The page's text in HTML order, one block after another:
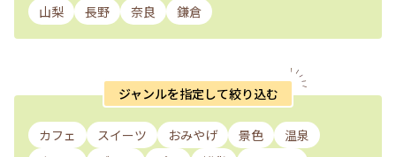
山梨
長野 奈良 鎌倉
ジャンルを指定して絞り込む
カフェ スイーツ おみやげ 景色
温泉